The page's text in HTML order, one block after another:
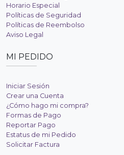
Horario Especial
Políticas de Seguridad
Políticas de Reembolso
Aviso Legal
MI PEDIDO
Iniciar Sesión
Crear una Cuenta
¿Cómo hago mi compra?
Formas de Pago
Reportar Pago
Estatus de mi Pedido
Solicitar Factura